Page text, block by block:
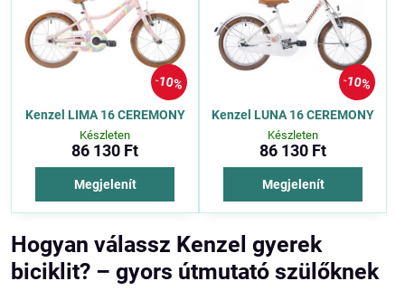
10%
Kenzel LIMA 16 CEREMONY
Készleten
86 130 Ft
Megjelenít
10%
Kenzel LUNA 16 CEREMONY
Készleten
86 130 Ft
Megjelenít
Hogyan válassz Kenzel gyerek
biciklit? – gyors útmutató szülőknek